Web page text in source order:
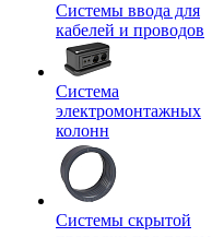
Системы ввода для
кабелей и проводов
Система
электромонтажных
колонн
Системы скрытой